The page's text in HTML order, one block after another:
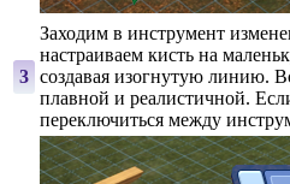
3
Заходим в инструмент
настраиваем кисть на
создавая изогнутую линию.
плавной и реалистичной.
переключиться между